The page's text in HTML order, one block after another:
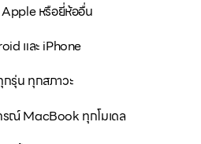
หรือยี่ห้ออื่น
และ iPhone
รุ่น ทุกสภาวะ
ณ์ MacBook ทุกโมเดล